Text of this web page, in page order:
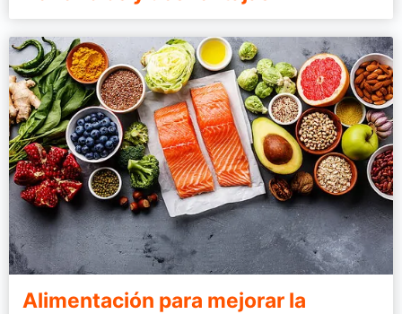
Alimentación para mejorar la